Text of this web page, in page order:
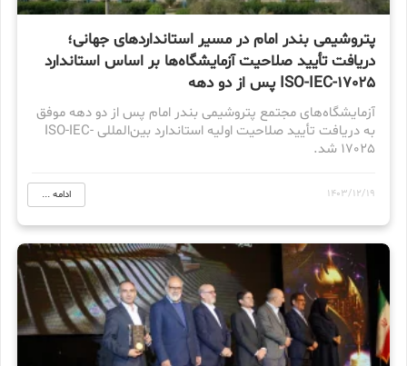
پتروشیمی بندر امام در مسیر استانداردهای جهانی؛
دریافت تأیید صلاحیت آزمایشگاه‌ها بر اساس استاندارد
ISO-IEC-17025 پس از دو دهه
آزمایشگاه‌های مجتمع پتروشیمی بندر امام پس از دو دهه موفق
به دریافت تأیید صلاحیت اولیه استاندارد بین‌المللی ISO-IEC-
17025 شد.
1403/12/19 ادامه ...